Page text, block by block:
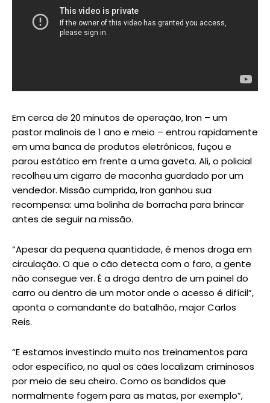
Em cerca de 20 minutos de operação, Iron – um
pastor malinois de 1 ano e meio – entrou rapidamente
em uma banca de produtos eletrônicos, fuçou e
parou estático em frente a uma gaveta. Ali, o policial
recolheu um cigarro de maconha guardado por um
vendedor. Missão cumprida, Iron ganhou sua
recompensa: uma bolinha de borracha para brincar
antes de seguir na missão.
“Apesar da pequena quantidade, é menos droga em
circulação. O que o cão detecta com o faro, a gente
não consegue ver. É a droga dentro de um painel do
carro ou dentro de um motor onde o acesso é difícil”,
aponta o comandante do batalhão, major Carlos
Reis.
“E estamos investindo muito nos treinamentos para
odor específico, no qual os cães localizam criminosos
por meio de seu cheiro. Como os bandidos que
normalmente fogem para as matas, por exemplo”,